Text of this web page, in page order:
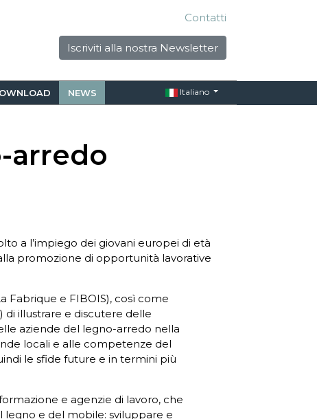
Contatti
Iscriviti alla nostra Newsletter
NEWS Italiano
arredo
a l’impiego dei giovani europei di età
promozione di opportunità lavorative
Fabrique e FIBOIS), così come
di illustrare e discutere delle
aziende del legno-arredo nella
locali e alle competenze del
le sfide future e in termini più
e agenzie di lavoro, che
e del mobile: sviluppare e